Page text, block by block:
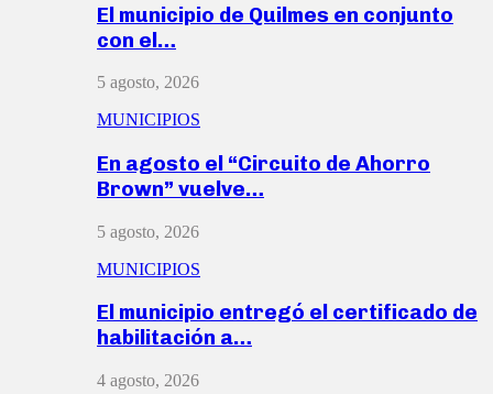
El municipio de Quilmes en conjunto
con el…
5 agosto, 2026
MUNICIPIOS
En agosto el “Circuito de Ahorro
Brown” vuelve…
5 agosto, 2026
MUNICIPIOS
El municipio entregó el certificado de
habilitación a…
4 agosto, 2026